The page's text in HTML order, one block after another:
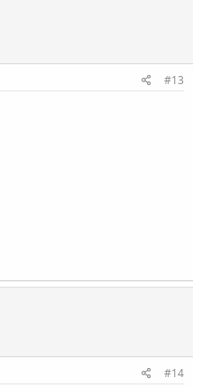
#13
#14